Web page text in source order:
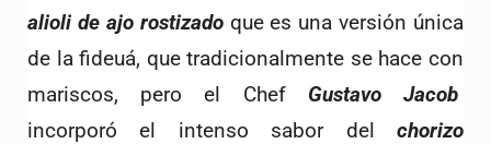
alioli de ajo rostizado que es una versión única
de la fideuá, que tradicionalmente se hace con
mariscos, pero el Chef Gustavo Jacob
incorporó el intenso sabor del chorizo